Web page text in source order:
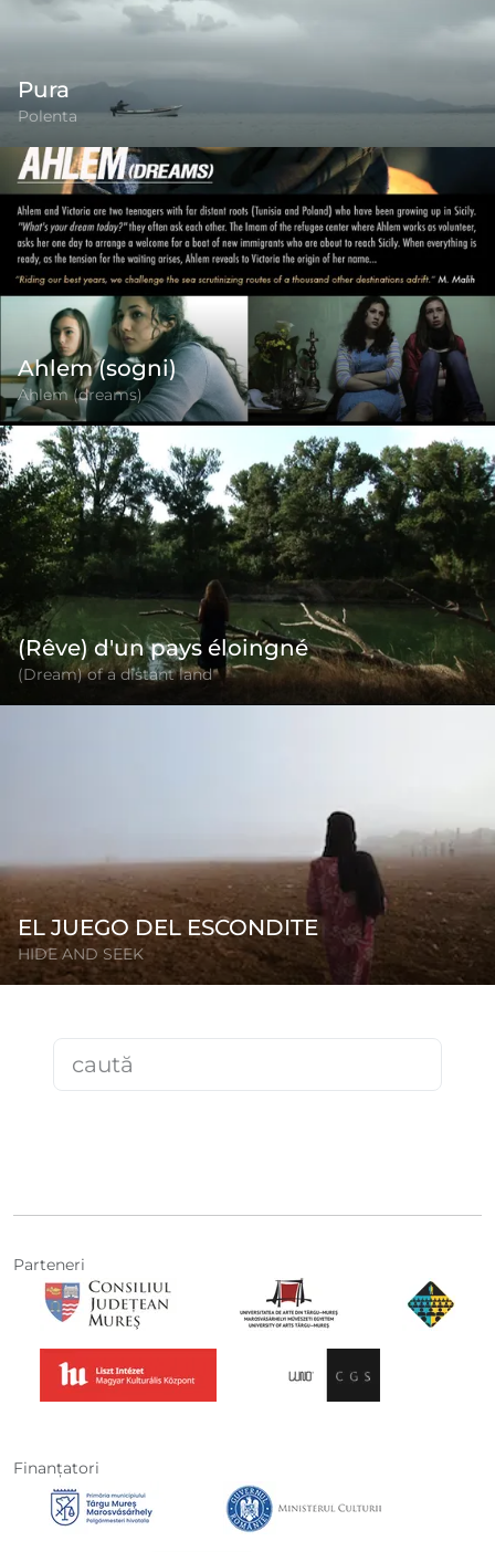
Pura
Polenta
Ahlem (sogni)
Ahlem (dreams)
(Rêve) d'un pays éloingné
(Dream) of a distant land
EL JUEGO DEL ESCONDITE
HIDE AND SEEK
Parteneri
Finanţatori